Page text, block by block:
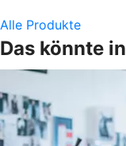
Alle Produkte
Das könnte